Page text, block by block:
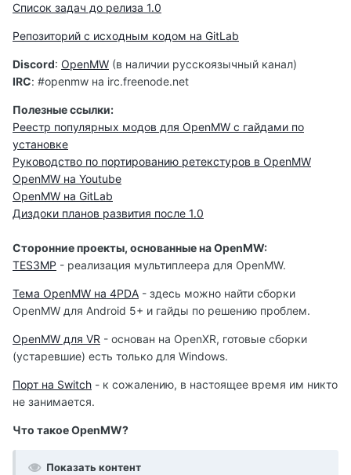
Список задач до релиза 1.0
Репозиторий с исходным кодом на GitLab
Discord: OpenMW (в наличии русскоязычный канал)
IRC: #openmw на irc.freenode.net
Полезные ссылки:
Реестр популярных модов для OpenMW с гайдами по
установке
Руководство по портированию ретекстуров в OpenMW
OpenMW на Youtube
OpenMW на GitLab
Диздоки планов развития после 1.0
Сторонние проекты, основанные на OpenMW:
TES3MP - реализация мультиплеера для OpenMW.
Тема OpenMW на 4PDA - здесь можно найти сборки
OpenMW для Android 5+ и гайды по решению проблем.
OpenMW для VR - основан на OpenXR, готовые сборки
(устаревшие) есть только для Windows.
Порт на Switch - к сожалению, в настоящее время им никто
не занимается.
Что такое OpenMW?
Показать контент